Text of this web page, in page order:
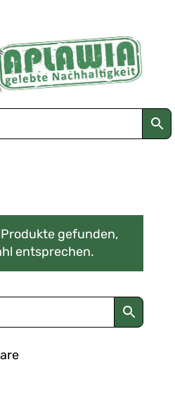
gefunden,
entsprechen.